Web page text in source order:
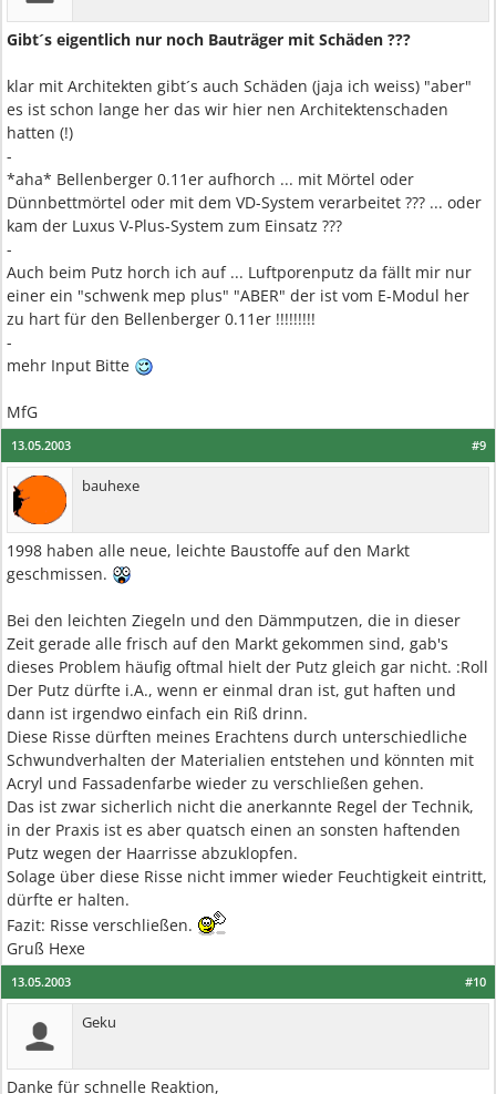
Gibt´s eigentlich nur noch Bauträger mit Schäden ???
klar mit Architekten gibt´s auch Schäden (jaja ich weiss) "aber"
es ist schon lange her das wir hier nen Architektenschaden
hatten (!)
-
*aha* Bellenberger 0.11er aufhorch ... mit Mörtel oder
Dünnbettmörtel oder mit dem VD-System verarbeitet ??? ... oder
kam der Luxus V-Plus-System zum Einsatz ???
-
Auch beim Putz horch ich auf ... Luftporenputz da fällt mir nur
einer ein "schwenk mep plus" "ABER" der ist vom E-Modul her
zu hart für den Bellenberger 0.11er !!!!!!!!!
-
mehr Input Bitte
MfG
#9
13.05.2003
bauhexe
1998 haben alle neue, leichte Baustoffe auf den Markt
geschmissen.
Bei den leichten Ziegeln und den Dämmputzen, die in dieser
Zeit gerade alle frisch auf den Markt gekommen sind, gab's
dieses Problem häufig oftmal hielt der Putz gleich gar nicht. :Roll
Der Putz dürfte i.A., wenn er einmal dran ist, gut haften und
dann ist irgendwo einfach ein Riß drinn.
Diese Risse dürften meines Erachtens durch unterschiedliche
Schwundverhalten der Materialien entstehen und könnten mit
Acryl und Fassadenfarbe wieder zu verschließen gehen.
Das ist zwar sicherlich nicht die anerkannte Regel der Technik,
in der Praxis ist es aber quatsch einen an sonsten haftenden
Putz wegen der Haarrisse abzuklopfen.
Solage über diese Risse nicht immer wieder Feuchtigkeit eintritt,
dürfte er halten.
Fazit: Risse verschließen.
Gruß Hexe
#10
13.05.2003
Geku
Danke für schnelle Reaktion,